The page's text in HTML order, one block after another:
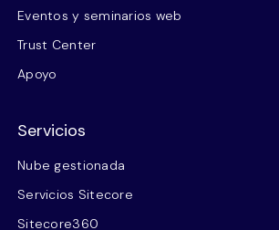
Eventos y seminarios web
Trust Center
Apoyo
Servicios
Nube gestionada
Servicios Sitecore
Sitecore360